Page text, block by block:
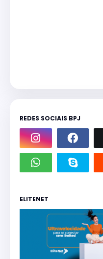
REDES SOCIAIS BPJ
ELITENET